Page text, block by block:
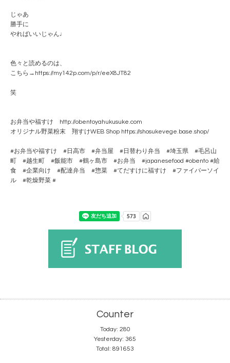
じゃあ
勝手に
やればいいじゃん♩
色々と読めるのは、
こちら→https://my142p.com/p/r/eeX8JT82
笑
お弁当や福すけ http://obentoyahukusuke.com
オリジナル野菜粉末 翔すけWEB Shop https://shosukevege.base.shop/
#お弁当や福すけ #日高市 #弁当屋 #日替わり弁当 #埼玉県 #毛呂山
町 #越生町 #飯能市 #鶴ヶ島市 #お弁当 #japanesefood #obento #給
食 #企業向け #配達弁当 #惣菜 #てだすけに福すけ #ファイバーソイ
ル #乾燥野菜 #
Counter
Today: 280
Yesterday: 365
Total: 891653